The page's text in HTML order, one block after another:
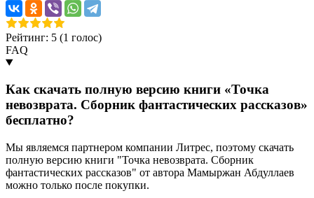
Рейтинг: 5 (1 голос)
FAQ
Как скачать полную версию книги «Точка
невозврата. Сборник фантастических рассказов»
бесплатно?
Мы являемся партнером компании Литрес, поэтому скачать
полную версию книги "Точка невозврата. Сборник
фантастических рассказов" от автора Мамыржан Абдуллаев
можно только после покупки.